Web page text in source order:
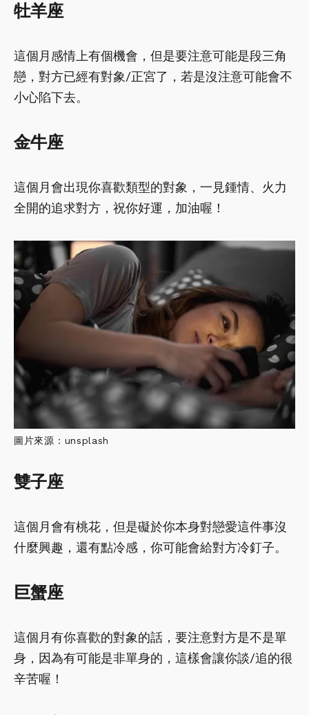
牡羊座
這個月感情上有個機會，但是要注意可能是段三角
戀，對方已經有對象/正宮了，若是沒注意可能會不
小心陷下去。
金牛座
這個月會出現你喜歡類型的對象，一見鍾情、火力
全開的追求對方，祝你好運，加油喔！
圖片來源：unsplash
雙子座
這個月會有桃花，但是礙於你本身對戀愛這件事沒
什麼興趣，還有點冷感，你可能會給對方冷釘子。
巨蟹座
這個月有你喜歡的對象的話，要注意對方是不是單
身，因為有可能是非單身的，這樣會讓你談/追的很
辛苦喔！